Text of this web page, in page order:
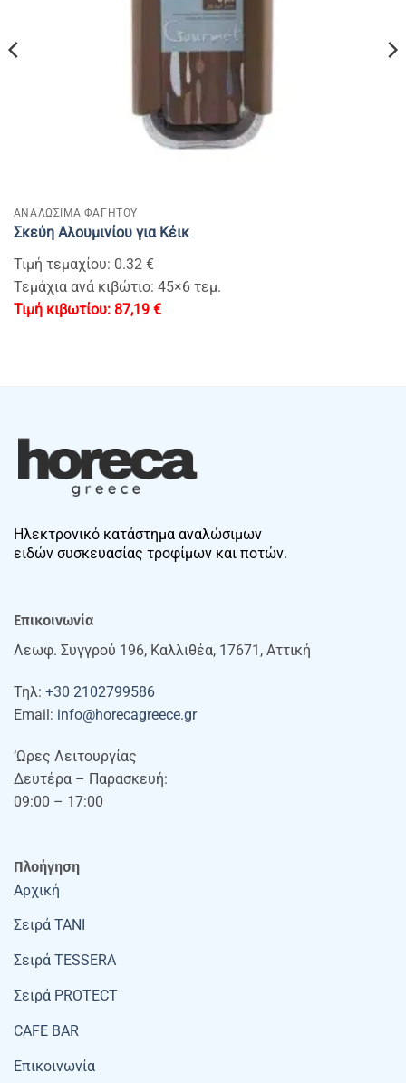
ΑΝΑΛΩΣΙΜΑ ΦΑΓΗΤΟΥ
Σκεύη Αλουμινίου για Κέικ
Τιμή τεμαχίου: 0.32 €
Τεμάχια ανά κιβώτιο: 45×6 τεμ.
87,19 €
Ηλεκτρονικό κατάστημα αναλώσιμων
ειδών συσκευασίας τροφίμων και ποτών.
Επικοινωνία
Λεωφ. Συγγρού 196, Καλλιθέα, 17671, Αττική
Τηλ: +30 2102799586
Email: info@horecagreece.gr
‘Ωρες Λειτουργίας
Δευτέρα – Παρασκευή:
09:00 – 17:00
Πλοήγηση
Αρχική
Σειρά TANI
Σειρά TESSERA
Σειρά PROTECT
CAFE BAR
Επικοινωνία